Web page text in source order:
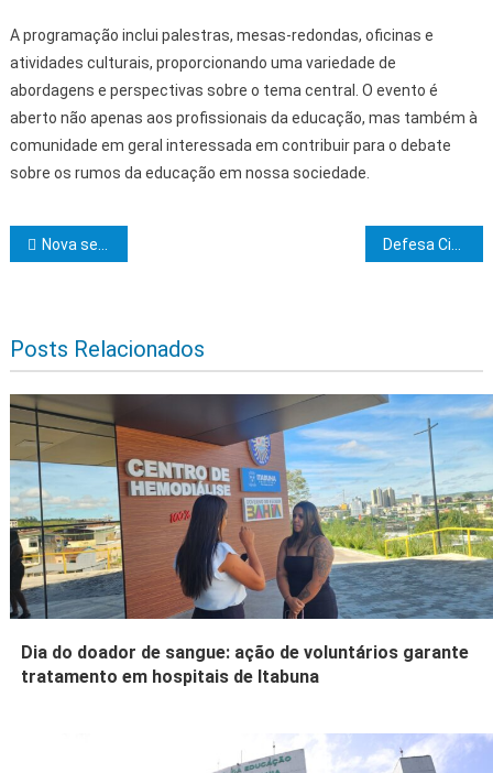
A programação inclui palestras, mesas-redondas, oficinas e
atividades culturais, proporcionando uma variedade de
abordagens e perspectivas sobre o tema central. O evento é
aberto não apenas aos profissionais da educação, mas também à
comunidade em geral interessada em contribuir para o debate
sobre os rumos da educação em nossa sociedade.
Navegação de Post
Nova sede do Caps Gregório de Matos, no Pelourinho, é inaugurada pelo Governo da Bahia
Posts Relacionados
Dia do doador de sangue: ação de voluntários garante
tratamento em hospitais de Itabuna